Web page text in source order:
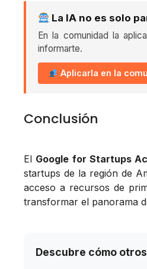
La IA no es solo
En la comunidad la
informarte.
Aplicarla en la
Conclusión
El Google for Startups
startups de la región de
acceso a recursos de
transformar el panorama
Descubre cómo